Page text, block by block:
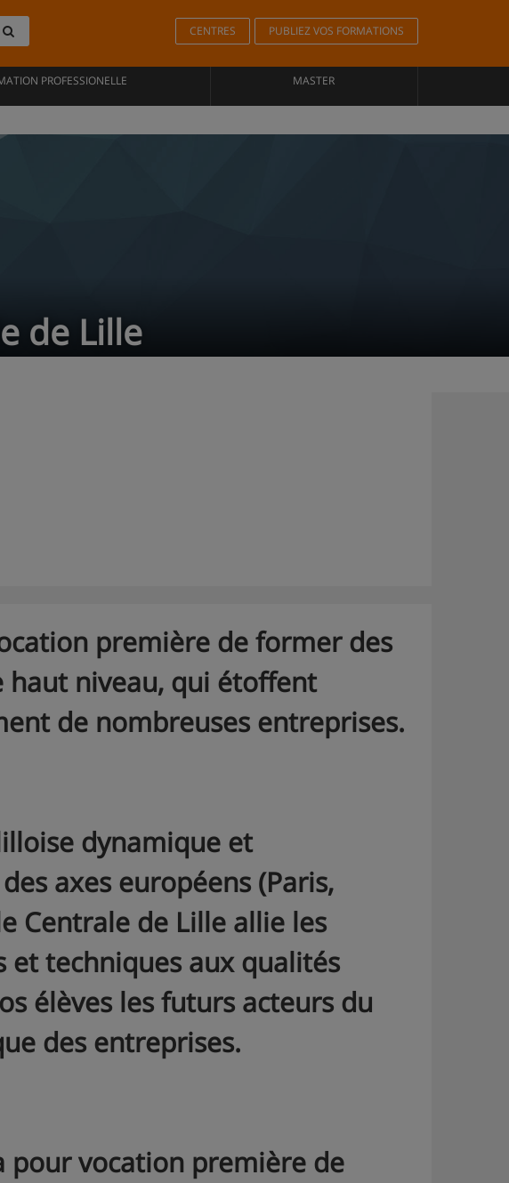
CENTRES PUBLIEZ VOS FORMATIONS
PROFESSIONELLE MASTER
de Lille
première de former des
haut niveau, qui étoffent
de nombreuses entreprises.
dynamique et
axes européens (Paris,
Centrale de Lille allie les
et techniques aux qualités
élèves les futurs acteurs du
des entreprises.
pour vocation première de